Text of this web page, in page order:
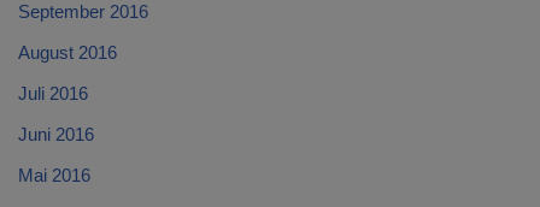
September 2016
August 2016
Juli 2016
Juni 2016
Mai 2016